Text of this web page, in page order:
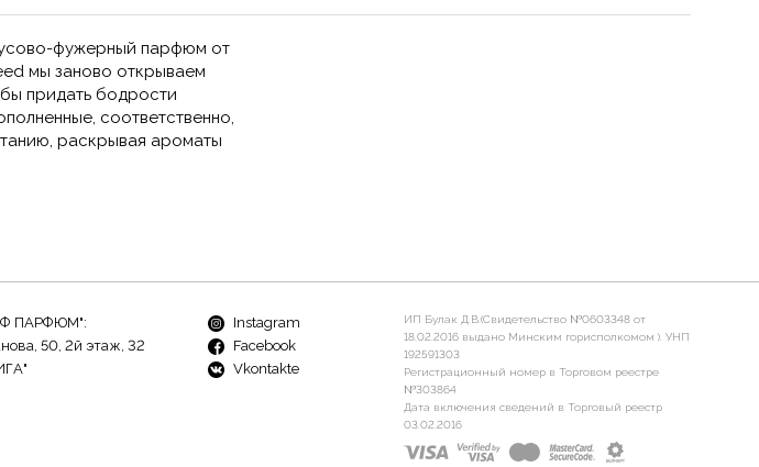
фужерный парфюм от
мы заново открываем
придать бодрости
соответственно,
раскрывая ароматы
ПАРФЮМ":
50, 2й этаж, 32
Instagram
Facebook
Vkontakte
ИП Булак Д.В.(Свидетельство №0603348 от
18.02.2016 выдано Минским горисполкомом ). УНП
192591303
Регистрационный номер в Торговом реестре
№303864
Дата включения сведений в Торговый реестр
03.02.2016